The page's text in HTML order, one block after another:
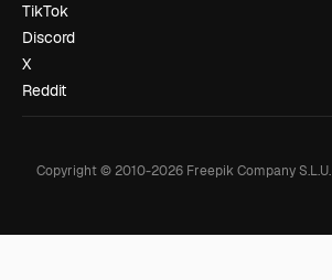
TikTok
Discord
X
Reddit
Copyright © 2010-2026Freepik Company S.L.U.